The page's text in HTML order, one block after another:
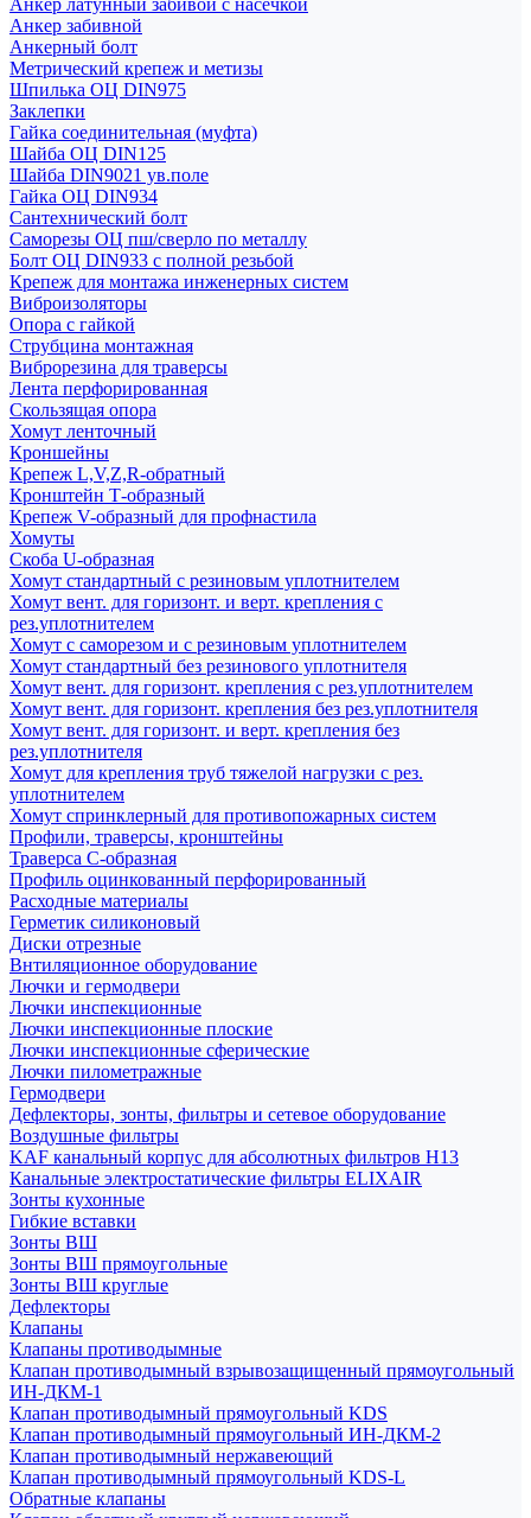
Анкер латунный забивой с насечкой
Анкер забивной
Анкерный болт
Метрический крепеж и метизы
Шпилька ОЦ DIN975
Заклепки
Гайка соединительная (муфта)
Шайба ОЦ DIN125
Шайба DIN9021 ув.поле
Гайка ОЦ DIN934
Сантехнический болт
Саморезы ОЦ пш/сверло по металлу
Болт ОЦ DIN933 с полной резьбой
Крепеж для монтажа инженерных систем
Виброизоляторы
Опора с гайкой
Струбцина монтажная
Виброрезина для траверсы
Лента перфорированная
Скользящая опора
Хомут ленточный
Кроншейны
Крепеж L,V,Z,R-обратный
Кронштейн Т-образный
Крепеж V-образный для профнастила
Хомуты
Скоба U-образная
Хомут стандартный с резиновым уплотнителем
Хомут вент. для горизонт. и верт. крепления с
рез.уплотнителем
Хомут с саморезом и с резиновым уплотнителем
Хомут стандартный без резинового уплотнителя
Хомут вент. для горизонт. крепления с рез.уплотнителем
Хомут вент. для горизонт. крепления без рез.уплотнителя
Хомут вент. для горизонт. и верт. крепления без
рез.уплотнителя
Хомут для крепления труб тяжелой нагрузки с рез.
уплотнителем
Хомут спринклерный для противопожарных систем
Профили, траверсы, кронштейны
Траверса С-образная
Профиль оцинкованный перфорированный
Расходные материалы
Герметик силиконовый
Диски отрезные
Внтиляционное оборудование
Лючки и гермодвери
Лючки инспекционные
Лючки инспекционные плоские
Лючки инспекционные сферические
Лючки пилометражные
Гермодвери
Дефлекторы, зонты, фильтры и сетевое оборудование
Воздушные фильтры
KAF канальный корпус для абсолютных фильтров H13
Канальные электростатические фильтры ELIXAIR
Зонты кухонные
Гибкие вставки
Зонты ВШ
Зонты ВШ прямоугольные
Зонты ВШ круглые
Дефлекторы
Клапаны
Клапаны противодымные
Клапан противодымный взрывозащищенный прямоугольный
ИН-ДКМ-1
Клапан противодымный прямоугольный KDS
Клапан противодымный прямоугольный ИН-ДКМ-2
Клапан противодымный нержавеющий
Клапан противодымный прямоугольный KDS-L
Обратные клапаны